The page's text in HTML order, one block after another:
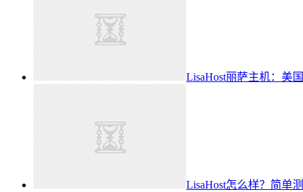
LisaHost丽萨主机：美
LisaHost怎么样？简单